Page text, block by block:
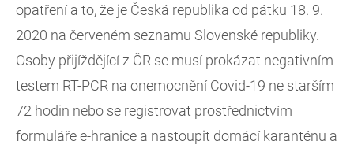
opatření a to, že je Česká republika od pátku 18. 9.
2020 na červeném seznamu Slovenské republiky.
Osoby přijíždějící z ČR se musí prokázat negativním
testem RT-PCR na onemocnění Covid-19 ne starším
72 hodin nebo se registrovat prostřednictvím
formuláře e-hranice a nastoupit domácí karanténu a